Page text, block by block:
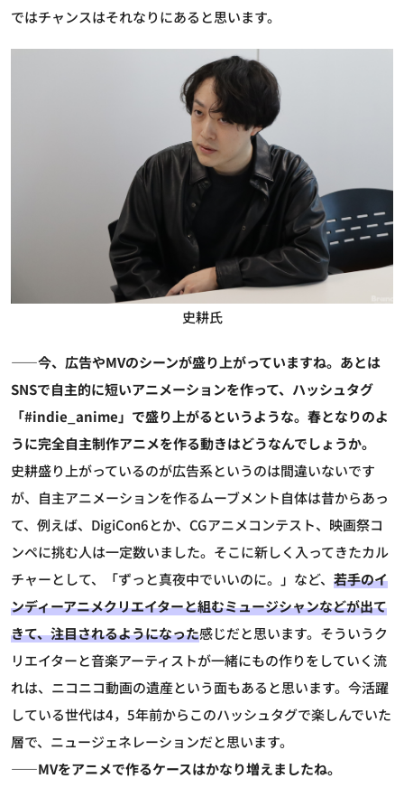
ではチャンスはそれなりにあると思います。
史耕氏
――今、広告やMVのシーンが盛り上がっていますね。あとは
SNSで自主的に短いアニメーションを作って、ハッシュタグ
「#indie_anime」で盛り上がるというような。春となりのよ
うに完全自主制作アニメを作る動きはどうなんでしょうか。
史耕盛り上がっているのが広告系というのは間違いないです
が、自主アニメーションを作るムーブメント自体は昔からあっ
て、例えば、DigiCon6とか、CGアニメコンテスト、映画祭コ
ンペに挑む人は一定数いました。そこに新しく入ってきたカル
チャーとして、「ずっと真夜中でいいのに。」など、 若手のイ
ンディーアニメクリエイターと組むミュージシャンなどが出て
きて、注目されるようになった感じだと思います。そういうク
リエイターと音楽アーティストが一緒にもの作りをしていく流
れは、ニコニコ動画の遺産という面もあると思います。今活躍
している世代は4，5年前からこのハッシュタグで楽しんでいた
層で、ニュージェネレーションだと思います。
――MVをアニメで作るケースはかなり増えましたね。